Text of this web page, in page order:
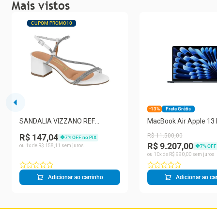
Mais vistos
CUPOM PROMO10
SANDALIA VIZZANO REF
R$ 147,04 7% OFF no PIX
ou 1 x de R$ 158 11 sem juros
Adicionar ao carrinho
-13% Frete Grátis
MacBook Air Apple 13
R$ 11.500,00
R$ 9.207,00 7%
ou 10x de R$ 990 00 sem juros
Adicionar ao